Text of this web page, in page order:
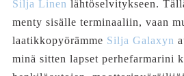
Silja Linen lähtöselvitykseen.
menty sisälle terminaaliin, vaan
laatikkopyörämme Silja Galaxyn
minä sitten lapset perhefarmarini